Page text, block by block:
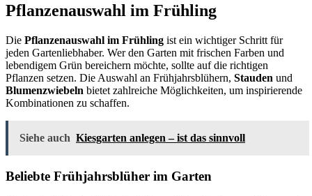
Pflanzenauswahl im Frühling
Die Pflanzenauswahl im Frühling ist ein wichtiger Schritt für
jeden Gartenliebhaber. Wer den Garten mit frischen Farben und
lebendigem Grün bereichern möchte, sollte auf die richtigen
Pflanzen setzen. Die Auswahl an Frühjahrsblühern, Stauden und
Blumenzwiebeln bietet zahlreiche Möglichkeiten, um inspirierende
Kombinationen zu schaffen.
Siehe auch Kiesgarten anlegen – ist das sinnvoll
Beliebte Frühjahrsblüher im Garten